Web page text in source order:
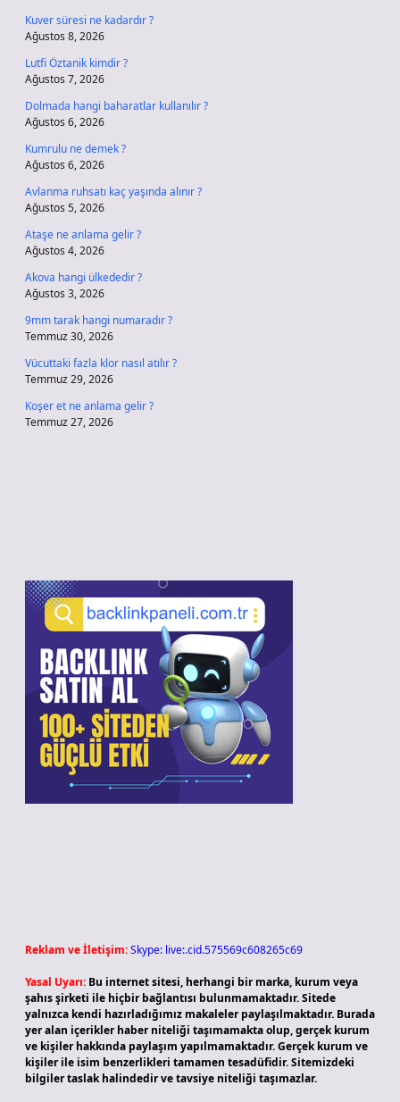
Kuver süresi ne kadardır ?
Ağustos 8, 2026
Lutfi Öztanik kimdir ?
Ağustos 7, 2026
Dolmada hangi baharatlar kullanılır ?
Ağustos 6, 2026
Kumrulu ne demek ?
Ağustos 6, 2026
Avlanma ruhsatı kaç yaşında alınır ?
Ağustos 5, 2026
Ataşe ne anlama gelir ?
Ağustos 4, 2026
Akova hangi ülkededir ?
Ağustos 3, 2026
9mm tarak hangi numaradır ?
Temmuz 30, 2026
Vücuttaki fazla klor nasıl atılır ?
Temmuz 29, 2026
Koşer et ne anlama gelir ?
Temmuz 27, 2026
Reklam ve İletişim:Skype: live:.cid.575569c608265c69
Yasal Uyarı: Bu internet sitesi, herhangi bir marka, kurum veya
şahıs şirketi ile hiçbir bağlantısı bulunmamaktadır. Sitede
yalnızca kendi hazırladığımız makaleler paylaşılmaktadır. Burada
yer alan içerikler haber niteliği taşımamakta olup, gerçek kurum
ve kişiler hakkında paylaşım yapılmamaktadır. Gerçek kurum ve
kişiler ile isim benzerlikleri tamamen tesadüfidir. Sitemizdeki
bilgiler taslak halindedir ve tavsiye niteliği taşımazlar.